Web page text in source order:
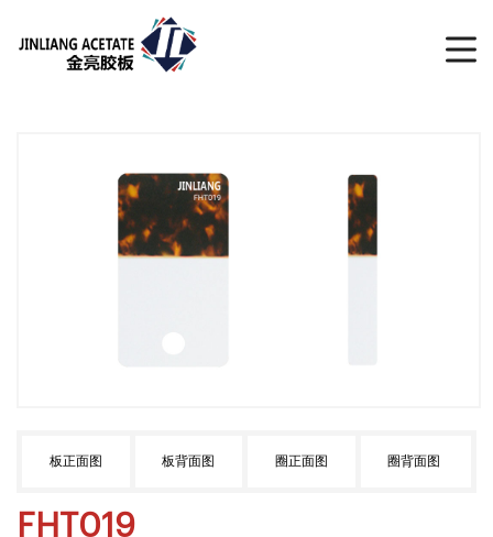
板正面图 板背面图 圈正面图 圈背面图
FHT019